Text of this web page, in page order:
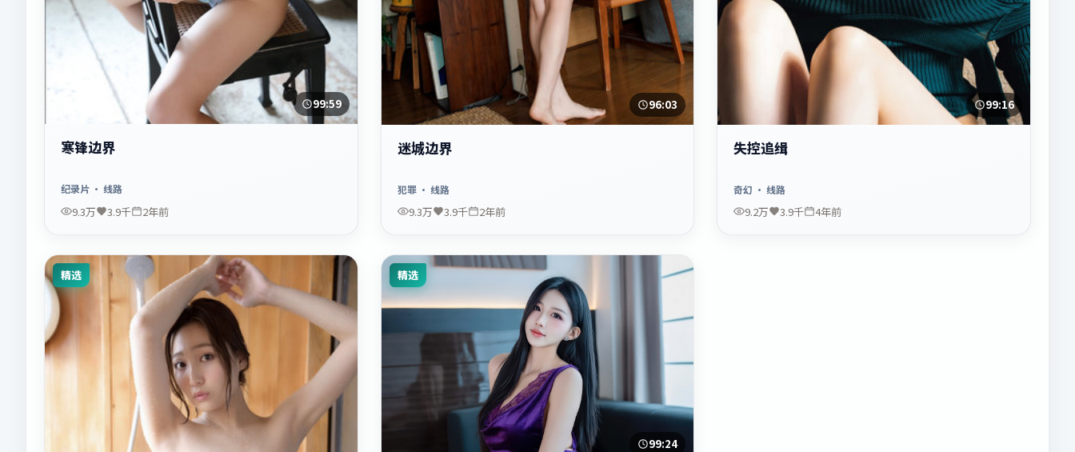
99:59
寒锋边界
纪录片· 线路
9.3万 3.9千 2年前
96:03
迷城边界
犯罪· 线路
9.3万 3.9千 2年前
99:16
失控追缉
奇幻 · 线路
9.2万 3.9千 4年前
精选 精选
99:24